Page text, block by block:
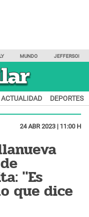
MUNDO JEFFERSON
ACTUALIDAD DEPORTES
24 ABR 2023 | 11:00 H
"Es
que dice